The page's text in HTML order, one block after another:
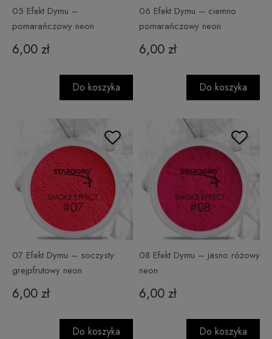
05 Efekt Dymu –
pomarańczowy neon
6,00 zł
Do koszyka
06 Efekt Dymu – ciemno
pomarańczowy neon
6,00 zł
Do koszyka
07 Efekt Dymu – soczysty
grejpfrutowy neon
6,00 zł
Do koszyka
08 Efekt Dymu – jasno różowy
neon
6,00 zł
Do koszyka